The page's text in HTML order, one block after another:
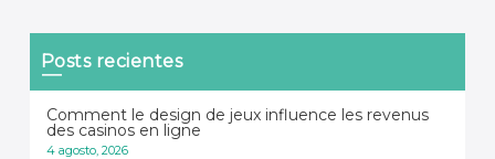
Posts recientes
Comment le design de jeux influence les revenus
des casinos en ligne
4 agosto, 2026